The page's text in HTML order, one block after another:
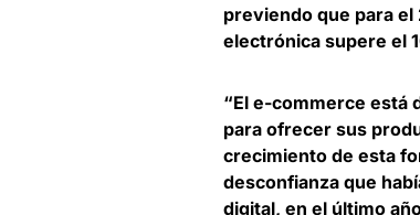
previendo que para el
electrónica supere el
“El e-commerce está
para ofrecer sus
crecimiento de esta
desconfianza que
digital, en el último